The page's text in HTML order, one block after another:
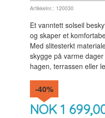
Artikkelnr.: 120030
Et vanntett solseil
og skaper et
Med slitesterkt
skygge på varme
hagen, terrassen eller
NOK 1
-40%